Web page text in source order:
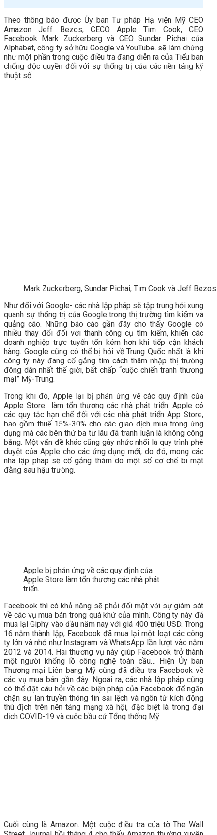
Theo thông báo được Ủy ban Tư pháp Hạ viện Mỹ CEO
Amazon Jeff Bezos, CECO Apple Tim Cook, CEO
Facebook Mark Zuckerberg và CEO Sundar Pichai của
Alphabet, công ty sở hữu Google và YouTube, sẽ làm chứng
như một phần trong cuộc điều tra đang diễn ra của Tiểu ban
chống độc quyền đối với sự thống trị của các nền tảng kỹ
thuật số.
Mark Zuckerberg, Sundar Pichai, Tim Cook và Jeff Bezos
Như đối với Google- các nhà lập pháp sẽ tập trung hỏi xung
quanh sự thống trị của Google trong thị trường tìm kiếm và
quảng cáo. Những báo cáo gần đây cho thấy Google có
nhiều thay đổi đối với thanh công cụ tìm kiếm, khiến các
doanh nghiệp trực tuyến tốn kém hơn khi tiếp cận khách
hàng. Google cũng có thể bị hỏi về Trung Quốc nhất là khi
công ty này đang cố gắng tìm cách thâm nhập thị trường
đông dân nhất thế giới, bất chấp “cuộc chiến tranh thương
mại” Mỹ-Trung.
Trong khi đó, Apple lại bị phản ứng về các quy định của
Apple Store làm tổn thương các nhà phát triển. Apple có
các quy tắc hạn chế đối với các nhà phát triển App Store,
bao gồm thuế 15%-30% cho các giao dịch mua trong ứng
dụng mà các bên thứ ba từ lâu đã tranh luận là không công
bằng. Một vấn đề khác cũng gây nhức nhối là quy trình phê
duyệt của Apple cho các ứng dụng mới, do đó, mong các
nhà lập pháp sẽ cố gắng thăm dò một số cơ chế bí mật
đằng sau hậu trường.
Apple bị phản ứng về các quy định của
Apple Store làm tổn thương các nhà phát
triển.
Facebook thì có khả năng sẽ phải đối mặt với sự giám sát
về các vụ mua bán trong quá khứ của mình. Công ty này đã
mua lại Giphy vào đầu năm nay với giá 400 triệu USD. Trong
16 năm thành lập, Facebook đã mua lại một loạt các công
ty lớn và nhỏ như Instagram và WhatsApp lần lượt vào năm
2012 và 2014. Hai thương vụ này giúp Facebook trở thành
một người khổng lồ công nghệ toàn cầu… Hiện Ủy ban
Thương mại Liên bang Mỹ cũng đã điều tra Facebook về
các vụ mua bán gần đây. Ngoài ra, các nhà lập pháp cũng
có thể đặt câu hỏi về các biện pháp của Facebook để ngăn
chặn sự lan truyền thông tin sai lệch và ngôn từ kích động
thù địch trên nền tảng mạng xã hội, đặc biệt là trong đại
dịch COVID-19 và cuộc bầu cử Tổng thống Mỹ.
Cuối cùng là Amazon. Một cuộc điều tra của tờ The Wall